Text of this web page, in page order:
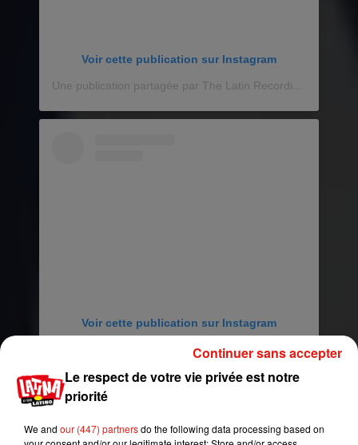
Voir cette publication sur Instagram
Voir cette publication sur Instagram
Une publication partagée par The Latin Recording Academy (@latingrammys)
Le respect de votre vie privée est notre
priorité
We and our (447) partnersdo the following data processing based on
Continuer sans accepter